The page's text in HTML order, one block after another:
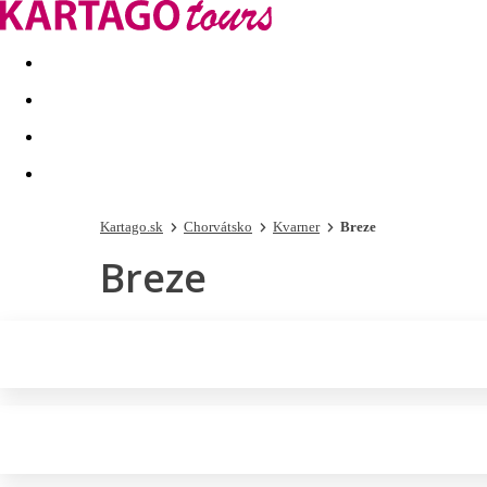
Last minute Dovolenkové kluby
Kartago.sk Chorvátsko Kvarner Breze
Breze